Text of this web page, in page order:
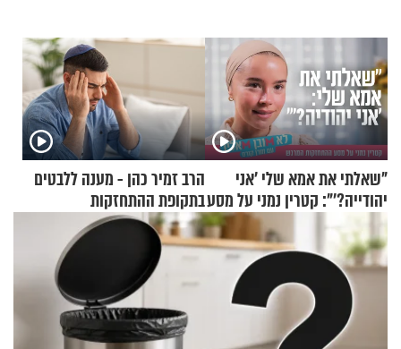
"שאלתי את אמא שלי 'אני
יהודייה?'": קטרין נמני על מסע
ההתחזקות המרגש
הרב זמיר כהן - מענה ללבטים
בתקופת ההתחזקות